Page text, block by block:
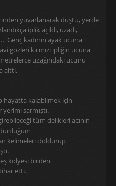
yuvarlanarak düştü, yerde
iplik açıldı, uzadı,
kadının ayak ucuna
gözleri kırmızı ipliğin ucuna
metrelerce uzağındaki ucunu
aitti.
hayatta kalabilmek için
sarmıştı.
tüm delikleri acının
kelimeleri doldurup
kolyesi birden
etti.